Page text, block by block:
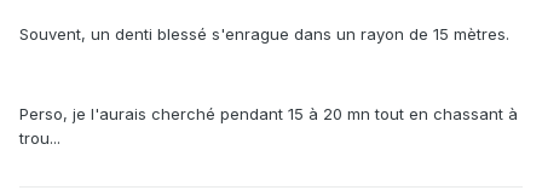
Souvent, un denti blessé s'enrague dans un rayon de 15 mètres.
Perso, je l'aurais cherché pendant 15 à 20 mn tout en chassant à
trou...